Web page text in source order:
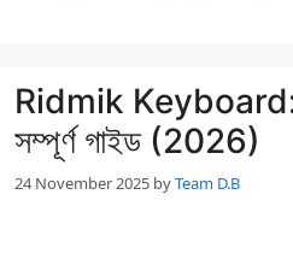
Ridmik Keyboard:
সম্পূর্ণ গাইড (2026)
24 November 2025 byTeam D.B